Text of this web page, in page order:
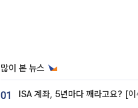
많이 본 뉴스
01 ISA 계좌, 5년마다 깨라고요? [이